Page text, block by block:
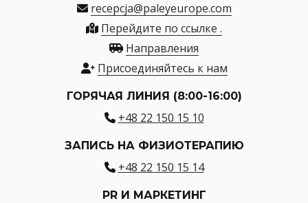
recepcja@paleyeurope.com
Перейдите по ссылке .
Направления
Присоединяйтесь к нам
ГОРЯЧАЯ ЛИНИЯ (8:00-16:00)
+48 22 150 15 10
ЗАПИСЬ НА ФИЗИОТЕРАПИЮ
+48 22 150 15 14
PR И МАРКЕТИНГ